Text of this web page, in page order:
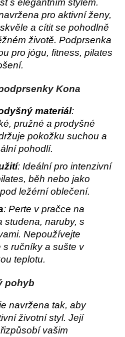
s elegantním stylem.
pro aktivní ženy,
a cítit se pohodlně
životě. Podprsenka
pro jógu, fitness, pilates
Kona
materiál:
pružné a prodyšné
pokožku suchou a
pohodlí.
: Ideální pro intenzivní
běh nebo jako
ležérní oblečení.
: Perte v pračce na
studena, naruby, s
Nepoužívejte
s ručníky a sušte v
teplotu.
pohyb
navržena tak, aby
životní styl. Její
vašim